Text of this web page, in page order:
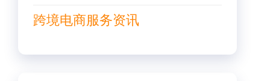
跨境电商服务资讯